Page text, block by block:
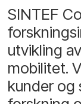
SINTEF
utvikling
mobilitet.
kunder og